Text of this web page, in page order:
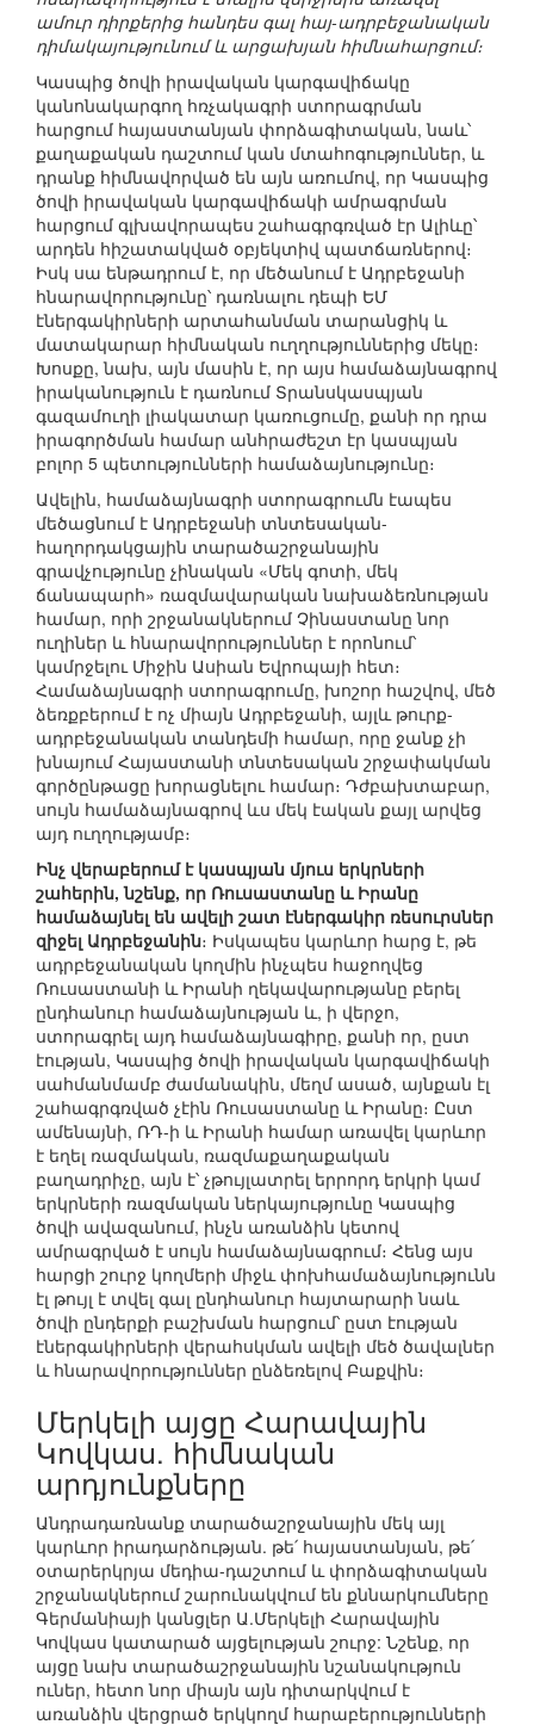
ամուր դիրքերից հանդես գալ հայ-ադրբեջանական
դիմակայությունում և արցախյան հիմնահարցում։
Կասպից ծովի իրավական կարգավիճակը
կանոնակարգող հռչակագրի ստորագրման
հարցում հայաստանյան փորձագիտական, նաև՝
քաղաքական դաշտում կան մտահոգություններ, և
դրանք հիմնավորված են այն առումով, որ Կասպից
ծովի իրավական կարգավիճակի ամրագրման
հարցում գլխավորապես շահագրգռված էր Ալիևը՝
արդեն հիշատակված օբյեկտիվ պատճառներով։
Իսկ սա ենթադրում է, որ մեծանում է Ադրբեջանի
հնարավորությունը՝ դառնալու դեպի ԵՄ
էներգակիրների արտահանման տարանցիկ և
մատակարար հիմնական ուղղություններից մեկը։
Խոսքը, նախ, այն մասին է, որ այս համաձայնագրով
իրականություն է դառնում Տրանսկասպյան
գազամուղի լիակատար կառուցումը, քանի որ դրա
իրագործման համար անհրաժեշտ էր կասպյան
բոլոր 5 պետությունների համաձայնությունը։
Ավելին, համաձայնագրի ստորագրումն էապես
մեծացնում է Ադրբեջանի տնտեսական-
հաղորդակցային տարածաշրջանային
գրավչությունը չինական «Մեկ գոտի, մեկ
ճանապարհ» ռազմավարական նախաձեռնության
համար, որի շրջանակներում Չինաստանը նոր
ուղիներ և հնարավորություններ է որոնում՝
կամրջելու Միջին Ասիան Եվրոպայի հետ։
Համաձայնագրի ստորագրումը, խոշոր հաշվով, մեծ
ձեռքբերում է ոչ միայն Ադրբեջանի, այլև թուրք-
ադրբեջանական տանդեմի համար, որը ջանք չի
խնայում Հայաստանի տնտեսական շրջափակման
գործընթացը խորացնելու համար։ Դժբախտաբար,
սույն համաձայնագրով ևս մեկ էական քայլ արվեց
այդ ուղղությամբ։
Ինչ վերաբերում է կասպյան մյուս երկրների
շահերին, նշենք, որ Ռուսաստանը և Իրանը
համաձայնել են ավելի շատ էներգակիր ռեսուրսներ
զիջել Ադրբեջանին։ Իսկապես կարևոր հարց է, թե
ադրբեջանական կողմին ինչպես հաջողվեց
Ռուսաստանի և Իրանի ղեկավարությանը բերել
ընդհանուր համաձայնության և, ի վերջո,
ստորագրել այդ համաձայնագիրը, քանի որ, ըստ
էության, Կասպից ծովի իրավական կարգավիճակի
սահմանմամբ ժամանակին, մեղմ ասած, այնքան էլ
շահագրգռված չէին Ռուսաստանը և Իրանը։ Ըստ
ամենայնի, ՌԴ-ի և Իրանի համար առավել կարևոր
է եղել ռազմական, ռազմաքաղաքական
բաղադրիչը, այն է՝ չթույլատրել երրորդ երկրի կամ
երկրների ռազմական ներկայությունը Կասպից
ծովի ավազանում, ինչն առանձին կետով
ամրագրված է սույն համաձայնագրում։ Հենց այս
հարցի շուրջ կողմերի միջև փոխհամաձայնությունն
էլ թույլ է տվել գալ ընդհանուր հայտարարի նաև
ծովի ընդերքի բաշխման հարցում՝ ըստ էության
էներգակիրների վերահսկման ավելի մեծ ծավալներ
և հնարավորություններ ընձեռելով Բաքվին։
Մերկելի այցը Հարավային
Կովկաս. հիմնական
արդյունքները
Անդրադառնանք տարածաշրջանային մեկ այլ
կարևոր իրադարձության. թե՛ հայաստանյան, թե՛
օտարերկրյա մեդիա-դաշտում և փորձագիտական
շրջանակներում շարունակվում են քննարկումները
Գերմանիայի կանցլեր Ա.Մերկելի Հարավային
Կովկաս կատարած այցելության շուրջ: Նշենք, որ
այցը նախ տարածաշրջանային նշանակություն
ուներ, հետո նոր միայն այն դիտարկվում է
առանձին վերցրած երկկողմ հարաբերությունների